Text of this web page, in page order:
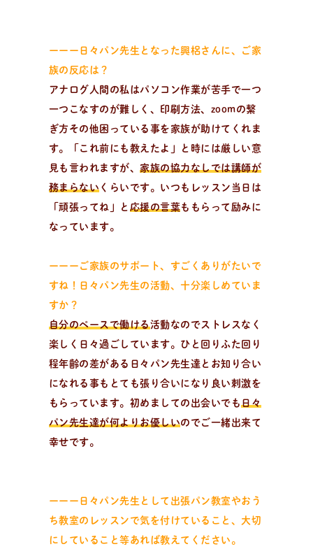
学ぶ
学びたい、楽しみたい！
趣味でパン作りを楽しみたい方、製パン理論を学びたい
方、パン教室をはじめたい方。
ーーー日々パン先生となった興梠さんに、ご家
族の反応は？
アナログ人間の私はパソコン作業が苦手で一つ
一つこなすのが難しく、印刷方法、zoomの繋
ぎ方その他困っている事を家族が助けてくれま
す。「これ前にも教えたよ」と時には厳しい意
見も言われますが、家族の協力なしでは講師が
務まらない くらいです。いつもレッスン当日は
「頑張ってね」と 応援の言葉ももらって励みに
なっています。
ーーーご家族のサポート、すごくありがたいで
すね！日々パン先生の活動、十分楽しめていま
すか？
自分のペースで働ける活動なのでストレスなく
楽しく日々過ごしています。ひと回りふた回り
程年齢の差がある日々パン先生達とお知り合い
になれる事もとても張り合いになり良い刺激を
もらっています。初めましての出会いでも日々
パン先生達が何よりお優しいのでご一緒出来て
幸せです。
ーーー日々パン先生として出張パン教室やおう
ち教室のレッスンで気を付けていること、大切
にしていること等あれば教えてください。